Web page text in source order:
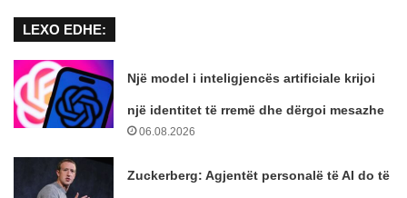
LEXO EDHE:
Një model i inteligjencës artificiale krijoi
një identitet të rremë dhe dërgoi mesazhe
06.08.2026
Zuckerberg: Agjentët personalë të AI do të